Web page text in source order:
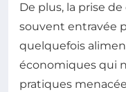
De plus, la prise
souvent entravée
quelquefois
économiques qui
pratiques